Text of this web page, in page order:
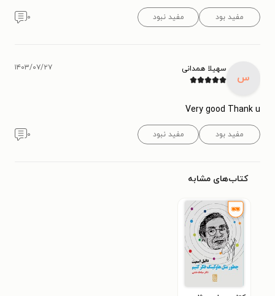
مفید بود مفید نبود ۰
س
سهیلا همدانی ۱۴۰۳/۰۷/۲۷
Very good Thank u
مفید بود مفید نبود ۰
کتاب‌های مشابه